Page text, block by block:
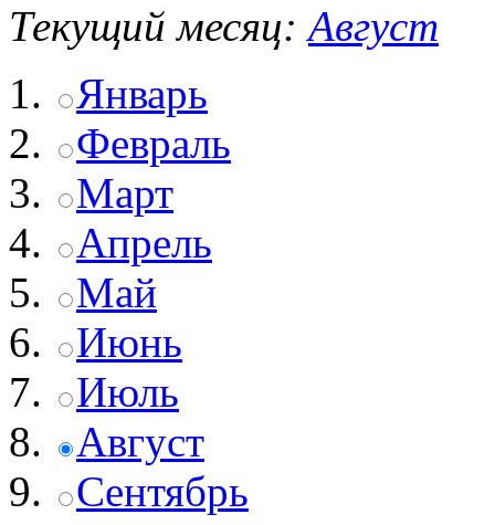
Текущий месяц: Август
Январь
Февраль
Март
Апрель
Май
Июнь
Июль
Август
Сентябрь